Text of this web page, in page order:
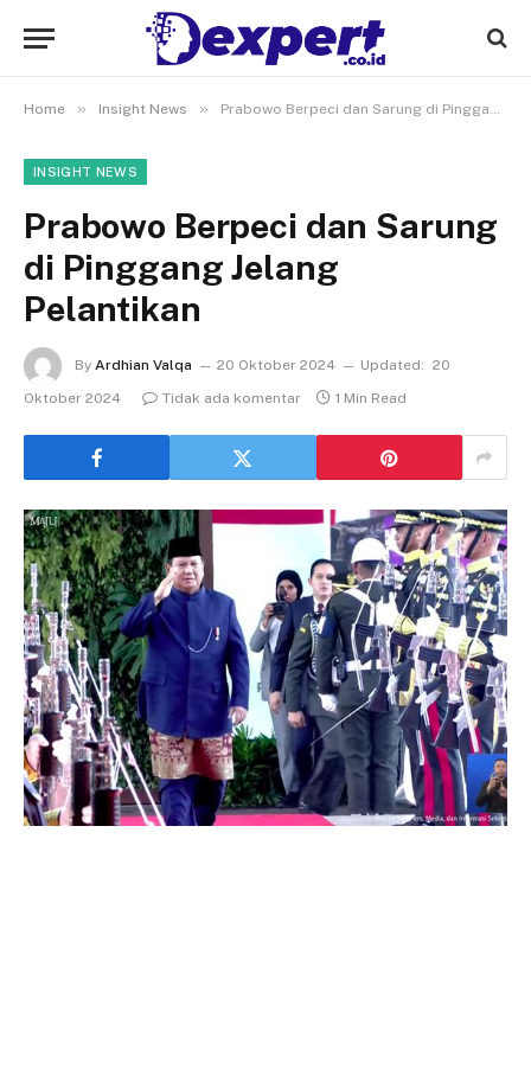
Home » Insight News » Prabowo Berpeci dan Sarung di Pinggang Jelang Pelantikan
INSIGHT NEWS
Prabowo Berpeci dan Sarung
di Pinggang Jelang
Pelantikan
By Ardhian Valqa 20 Oktober 2024 Updated: 20
Oktober 2024
Tidak ada komentar 1 Min Read